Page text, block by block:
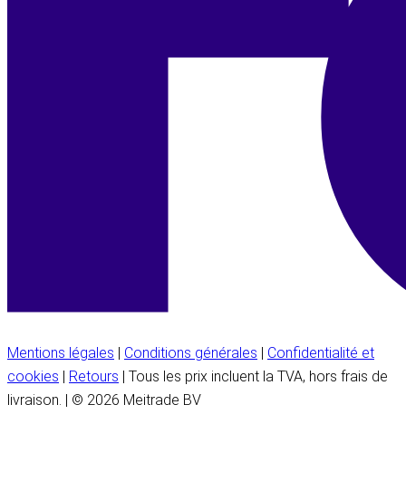
Mentions légales | Conditions générales | Confidentialité et
cookies | Retours | Tous les prix incluent la TVA, hors frais de
livraison. | © 2026 Meitrade BV